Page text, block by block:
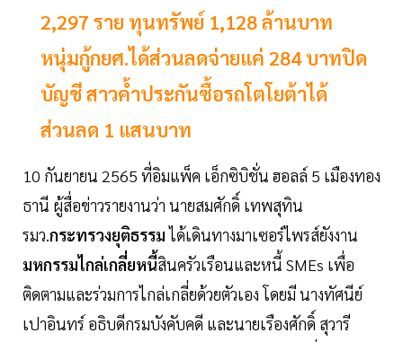
2,297 ราย ทุนทรัพย์ 1,128 ล้านบาท
หนุ่มกู้กยศ.ได้ส่วนลดจ่ายแค่ 284 บาทปิด
บัญชี สาวค้ำประกันซื้อรถโตโยต้าได้
ส่วนลด 1 แสนบาท
10 กันยายน 2565 ที่อิมแพ็ค เอ็กซิบิชั่น ฮอลล์ 5 เมืองทอง
ธานี ผู้สื่อข่าวรายงานว่า นายสมศักดิ์ เทพสุทิน
รมว.กระทรวงยุติธรรมได้เดินทางมาเซอร์ไพรส์ยังงาน
มหกรรมไกล่เกลี่ยหนี้สินครัวเรือนและหนี้ SMEs เพื่อ
ติดตามและร่วมการไกล่เกลี่ยด้วยตัวเอง โดยมี นางทัศนีย์
เปาอินทร์ อธิบดีกรมบังคับคดี และนายเรืองศักดิ์ สุวารี